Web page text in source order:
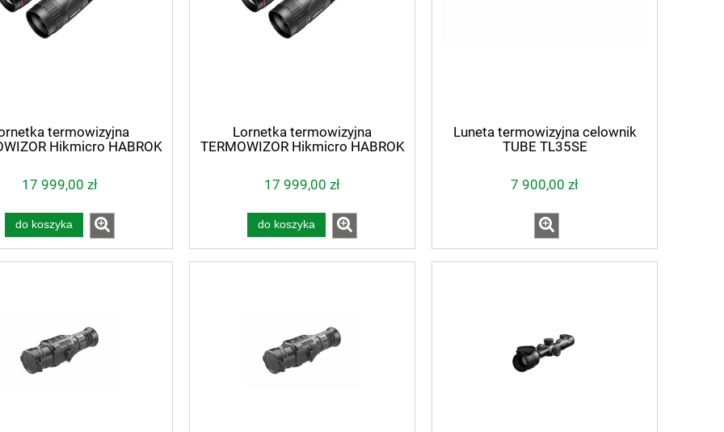
termowizyjna
Hikmicro HABROK
17 999,00 zł
do koszyka
Lornetka termowizyjna
TERMOWIZOR Hikmicro HABROK
17 999,00 zł
do koszyka
Luneta termowizyjna celownik
TUBE TL35SE
7 900,00 zł